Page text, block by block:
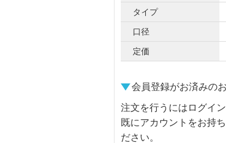
タイプ
口径
定価
会員登録がお済みの
注文を行うにはログイン
既にアカウントをお持
ださい。